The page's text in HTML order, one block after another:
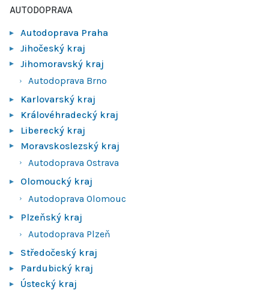
AUTODOPRAVA
Autodoprava Praha
Jihočeský kraj
Jihomoravský kraj
Autodoprava Brno
Karlovarský kraj
Královéhradecký kraj
Liberecký kraj
Moravskoslezský kraj
Autodoprava Ostrava
Olomoucký kraj
Autodoprava Olomouc
Plzeňský kraj
Autodoprava Plzeň
Středočeský kraj
Pardubický kraj
Ústecký kraj